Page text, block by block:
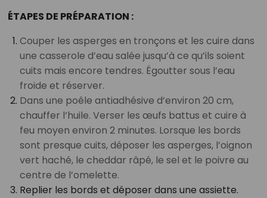
ÉTAPES DE PRÉPARATION :
Couper les asperges en tronçons et les cuire dans
une casserole d’eau salée jusqu’à ce qu’ils soient
cuits mais encore tendres. Égoutter sous l’eau
froide et réserver.
Dans une poêle antiadhésive d’environ 20 cm,
chauffer l’huile. Verser les œufs battus et cuire à
feu moyen environ 2 minutes. Lorsque les bords
sont presque cuits, déposer les asperges, l’oignon
vert haché, le cheddar râpé, le sel et le poivre au
centre de l’omelette.
Replier les bords et déposer dans une assiette.